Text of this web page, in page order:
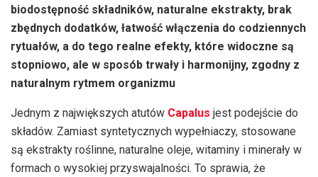
biodostępność składników, naturalne ekstrakty, brak
zbędnych dodatków, łatwość włączenia do codziennych
rytuałów, a do tego realne efekty, które widoczne są
stopniowo, ale w sposób trwały i harmonijny, zgodny z
naturalnym rytmem organizmu
Jednym z największych atutów Capalus jest podejście do
składów. Zamiast syntetycznych wypełniaczy, stosowane
są ekstrakty roślinne, naturalne oleje, witaminy i minerały w
formach o wysokiej przyswajalności. To sprawia, że